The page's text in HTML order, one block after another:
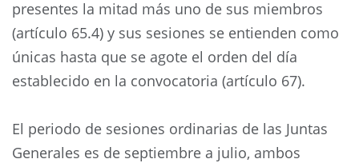
presentes la mitad más uno de sus miembros
(artículo 65.4) y sus sesiones se entienden como
únicas hasta que se agote el orden del día
establecido en la convocatoria (artículo 67).
El periodo de sesiones ordinarias de las Juntas
Generales es de septiembre a julio, ambos